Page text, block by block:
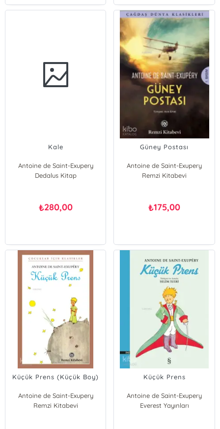
Kale
Antoine de Saint-Exupery
Dedalus Kitap
₺280,00
Güney Postası
Antoine de Saint-Exupery
Remzi Kitabevi
₺175,00
Küçük Prens (Küçük Boy)
Antoine de Saint-Exupery
Remzi Kitabevi
Küçük Prens
Antoine de Saint-Exupery
Everest Yayınları